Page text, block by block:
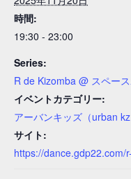
時間:
19:30 - 23:00
Series:
R de Kizomba @ スペー
イベントカテゴリー:
アーバンキッズ（urban kz
サイト:
https://dance.gdp22.com/